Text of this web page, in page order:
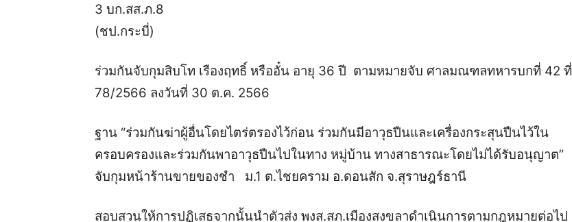
3 บก.สส.ภ.8
(ชป.กระบี่)
ร่วมกันจับกุมสิบโท เรืองฤทธิ์ หรืออั๋น อายุ 36 ปี ตามหมายจับ ศาลมณฑลทหารบกที่ 42 ที่
78/2566 ลงวันที่ 30 ต.ค. 2566
ฐาน “ร่วมกันฆ่าผู้อื่นโดยไตร่ตรองไว้ก่อน ร่วมกันมีอาวุธปืนและเครื่องกระสุนปืนไว้ใน
ครอบครองและร่วมกันพาอาวุธปืนไปในทาง หมู่บ้าน ทางสาธารณะโดยไม่ได้รับอนุญาต”
จับกุมหน้าร้านขายของชำ ม.1 ต.ไชยคราม อ.ดอนสัก จ.สุราษฎร์ธานี
สอบสวนให้การปฏิเสธจากนั้นนำตัวส่ง พงส.สภ.เมืองสงขลาดำเนินการตามกฎหมายต่อไป